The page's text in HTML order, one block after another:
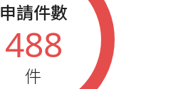
申請件數
488
件